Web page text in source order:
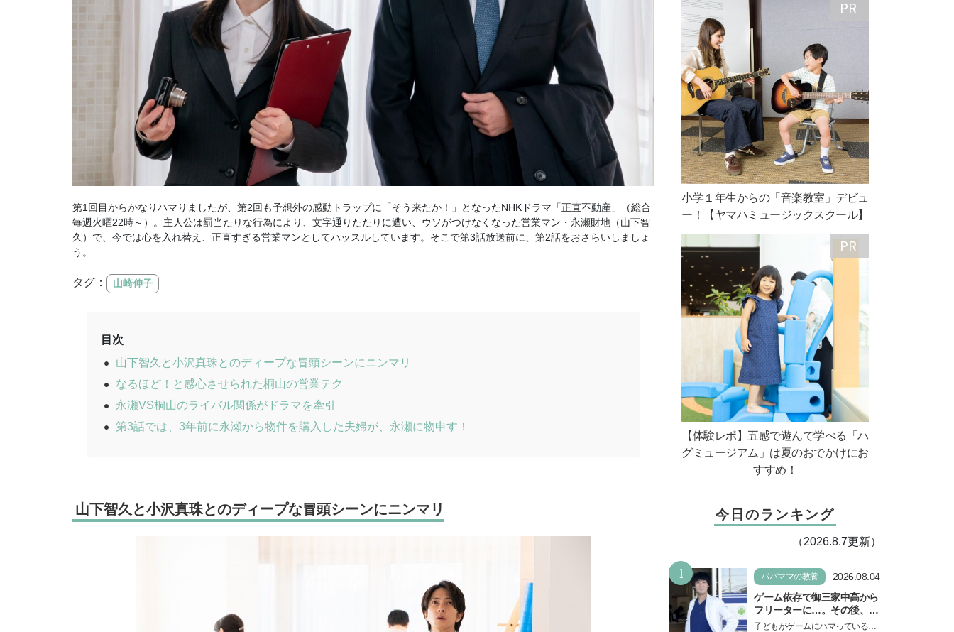
第1回目からかなりハマりましたが、第2回も予想外の感動トラップに「そう来たか！」となったNHKドラマ「正直不動産」（総合
毎週火曜22時～）。主人公は罰当たりな行為により、文字通りたたりに遭い、ウソがつけなくなった営業マン・永瀬財地（山下智
久）で、今では心を入れ替え、正直すぎる営業マンとしてハッスルしています。そこで第3話放送前に、第2話をおさらいしましょ
う。
タグ： 山崎伸子
目次
山下智久と小沢真珠とのディープな冒頭シーンにニンマリ
なるほど！と感心させられた桐山の営業テク
永瀬VS桐山のライバル関係がドラマを牽引
第3話では、3年前に永瀬から物件を購入した夫婦が、永瀬に物申す！
山下智久と小沢真珠とのディープな冒頭シーンにニンマリ
小学１年生からの「音楽教室」デビュ
ー！【ヤマハミュージックスクール】
【体験レポ】五感で遊んで学べる「ハ
グミュージアム」は夏のおでかけにお
すすめ！
今日のランキング
（2026.8.7更新）
1 パパママの教養
2026.08.04
ゲーム依存で御三家中高から
フリーターに…。その後、医
学部へ逆転合格した現役医師
子どもがゲームにハマっている